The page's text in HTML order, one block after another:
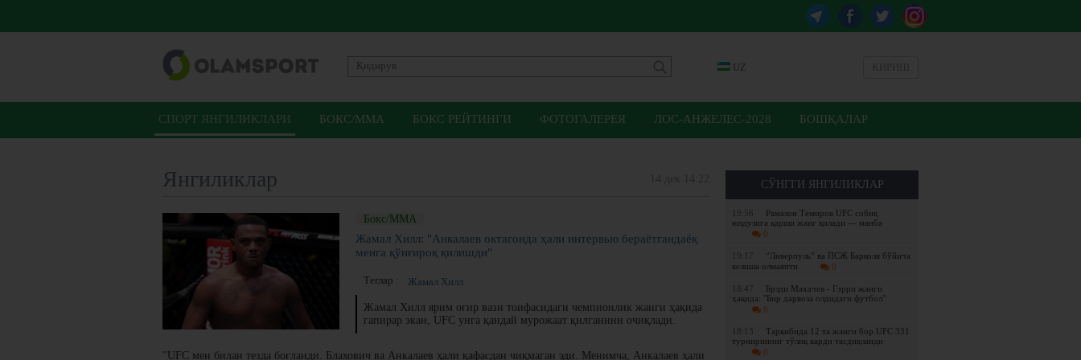
UZ
СПОРТ ЯНГИЛИКЛАРИ БОКС/ММА БОКС РЕЙТИНГИ ФОТОГАЛЕРЕЯ ЛОС-АНЖЕЛЕС-2028 БОШҚАЛАР
СЎНГГИ ЯНГИЛИКЛАР
19:56
Рамазон Темиров UFC собиқ
юлдузига қарши жанг қилади — манба
0
19:17
“Ливерпуль” ва ПСЖ Барколя бўйича
келиша олмаяпти
0
18:47
Брэди Махачев - Гэрри жанги
ҳақида: "Бир дарвоза олдидаги футбол"
0
18:13
Таркибида 12 та жанги бор UFC 331
турнирининг тўлиқ карди тасдиқланди
0
Янгиликлар
Бокс/ММА
Жамал Хилл: "Анкалаев октагонда ҳали интервью бераётгандаёқ
менга қўнғироқ қилишди"
Теглар : Жамал Хилл
Жамал Хилл ярим оғир вазн тоифасидаги чемпионлик жанги ҳақида
гапирар экан, UFC унга қандай мурожаат қилганини очиқлади.
"UFC мен билан тезда боғланди. Блахович ва Анкалаев ҳали қафасдан чиқмаган эди. Менимча, Анкалаев ҳали